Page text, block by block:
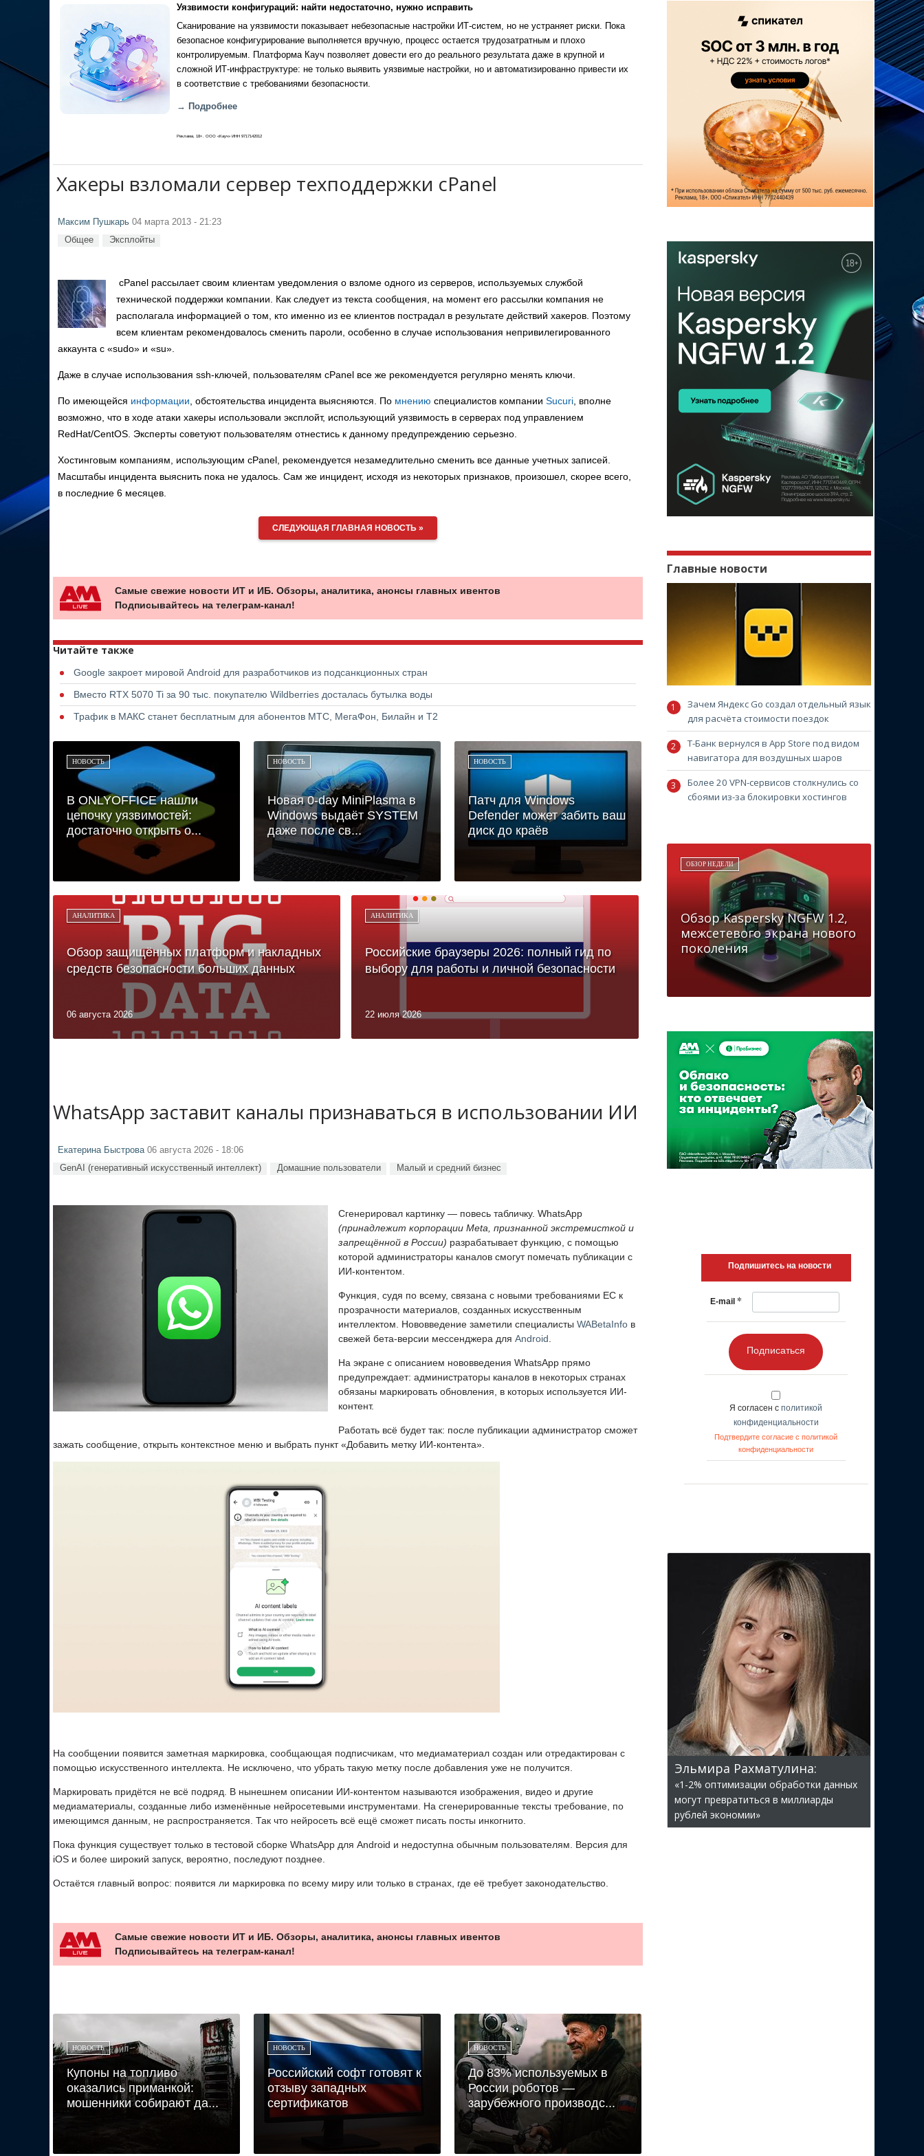
Уязвимости конфигураций: найти недостаточно, нужно исправить
Сканирование на уязвимости показывает небезопасные настройки ИТ-систем, но не устраняет риски. Пока
безопасное конфигурирование выполняется вручную, процесс остается трудозатратным и плохо
контролируемым. Платформа Кауч позволяет довести его до реального результата даже в крупной и
сложной ИТ-инфраструктуре: не только выявить уязвимые настройки, но и автоматизированно привести их
в соответствие с требованиями безопасности.
→ Подробнее
Реклама, 18+. ООО «Кауч» ИНН 9717142012
Хакеры взломали сервер техподдержки cPanel
Максим Пушкарь 04 марта 2013 - 21:23
Общее Эксплойты
cPanel рассылает своим клиентам уведомления о взломе одного из серверов, используемых службой
технической поддержки компании. Как следует из текста сообщения, на момент его рассылки компания не
располагала информацией о том, кто именно из ее клиентов пострадал в результате действий хакеров. Поэтому
всем клиентам рекомендовалось сменить пароли, особенно в случае использования непривилегированного
аккаунта с «sudo» и «su».
Даже в случае использования ssh-ключей, пользователям cPanel все же рекомендуется регулярно менять ключи.
По имеющейся информации , обстоятельства инцидента выясняются. По мнению специалистов компании Sucuri , вполне
возможно, что в ходе атаки хакеры использовали эксплойт, использующий уязвимость в серверах под управлением
RedHat/CentOS. Эксперты советуют пользователям отнестись к данному предупреждению серьезно.
Хостинговым компаниям, использующим cPanel, рекомендуется незамедлительно сменить все данные учетных записей.
Масштабы инцидента выяснить пока не удалось. Сам же инцидент, исходя из некоторых признаков, произошел, скорее всего,
в последние 6 месяцев.
СЛЕДУЮЩАЯ ГЛАВНАЯ НОВОСТЬ »
Самые свежие новости ИТ и ИБ. Обзоры, аналитика, анонсы главных ивентов
Подписывайтесь на телеграм-канал!
Читайте также
Google закроет мировой Android для разработчиков из подсанкционных стран
Вместо RTX 5070 Ti за 90 тыс. покупателю Wildberries досталась бутылка воды
Трафик в МАКС станет бесплатным для абонентов МТС, МегаФон, Билайн и Т2
НОВОСТЬ
В ONLYOFFICE нашли
цепочку уязвимостей:
достаточно открыть о...
НОВОСТЬ
Новая 0-day MiniPlasma в
Windows выдаёт SYSTEM
даже после св...
НОВОСТЬ
Патч для Windows
Defender может забить ваш
диск до краёв
АНАЛИТИКА
Обзор защищённых платформ и накладных
средств безопасности больших данных
06 августа 2026
АНАЛИТИКА
Российские браузеры 2026: полный гид по
выбору для работы и личной безопасности
22 июля 2026
WhatsApp заставит каналы признаваться в использовании ИИ
Екатерина Быстрова 06 августа 2026 - 18:06
GenAI (генеративный искусственный интеллект) Домашние пользователи Малый и средний бизнес
Сгенерировал картинку — повесь табличку. WhatsApp
(принадлежит корпорации Meta, признанной экстремисткой и
запрещённой в России) разрабатывает функцию, с помощью
которой администраторы каналов смогут помечать публикации с
ИИ-контентом.
Функция, судя по всему, связана с новыми требованиями ЕС к
прозрачности материалов, созданных искусственным
интеллектом. Нововведение заметили специалисты WABetaInfo в
свежей бета-версии мессенджера для Android
На экране с описанием нововведения WhatsApp прямо
предупреждает: администраторы каналов в некоторых странах
обязаны маркировать обновления, в которых используется ИИ-
контент.
Работать всё будет так: после публикации администратор сможет
зажать сообщение, открыть контекстное меню и выбрать пункт «Добавить метку ИИ-контента».
На сообщении появится заметная маркировка, сообщающая подписчикам, что медиаматериал создан или отредактирован с
помощью искусственного интеллекта. Не исключено, что убрать такую метку после добавления уже не получится.
Маркировать придётся не всё подряд. В нынешнем описании ИИ-контентом называются изображения, видео и другие
медиаматериалы, созданные либо изменённые нейросетевыми инструментами. На сгенерированные тексты требование, по
имеющимся данным, не распространяется. Так что нейросеть всё ещё сможет писать посты инкогнито.
Пока функция существует только в тестовой сборке WhatsApp для Android и недоступна обычным пользователям. Версия для
iOS и более широкий запуск, вероятно, последуют позднее.
Остаётся главный вопрос: появится ли маркировка по всему миру или только в странах, где её требует законодательство.
Самые свежие новости ИТ и ИБ. Обзоры, аналитика, анонсы главных ивентов
Подписывайтесь на телеграм-канал!
НОВОСТЬ
Купоны на топливо
оказались приманкой:
мошенники собирают да...
НОВОСТЬ
Российский софт готовят к
отзыву западных
сертификатов
НОВОСТЬ
До 83% используемых в
России роботов —
зарубежного производс...
Главные новости
Зачем Яндекс Go создал отдельный язык
для расчёта стоимости поездок
Т-Банк вернулся в App Store под видом
навигатора для воздушных шаров
Более 20 VPN-сервисов столкнулись со
сбоями из-за блокировки хостингов
ОБЗОР НЕДЕЛИ
Обзор Kaspersky NGFW 1.2,
межсетевого экрана нового
поколения
Подпишитесь на новости
E-mail *
Подписаться
Я согласен с политикой
конфиденциальности
Подтвердите согласие с политикой
конфиденциальности
Эльмира Рахматулина:
«1-2% оптимизации обработки данных
могут превратиться в миллиарды
рублей экономии»